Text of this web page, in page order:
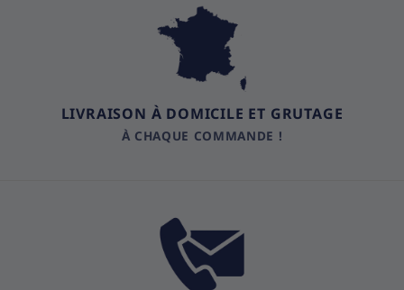
LIVRAISON À DOMICILE ET GRUTAGE
À CHAQUE COMMANDE !